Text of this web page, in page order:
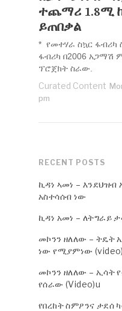
ተጨማሪ 1.8ሚ
ይጠበቃል
* የመተሃራ ስኳር ፋብሪካ
ፋብሪካ በ2006 አጋማሽ
ፕሮጀክት ስራው.
Curated Content
pm
RECENT POSTS
ኪዳነ ኣመነ – እንደህዝብ
አስተሳሰብ ነው
ኪዳነ አመነ – ለትግራይ
መኮንን ዘለለው – ትዴት
ነው የሚያምነው (video)
መኮንን ዘለለው – ኢሳት
የሰራው (Video)u
የበረከት ስምዖንና ታደሰ